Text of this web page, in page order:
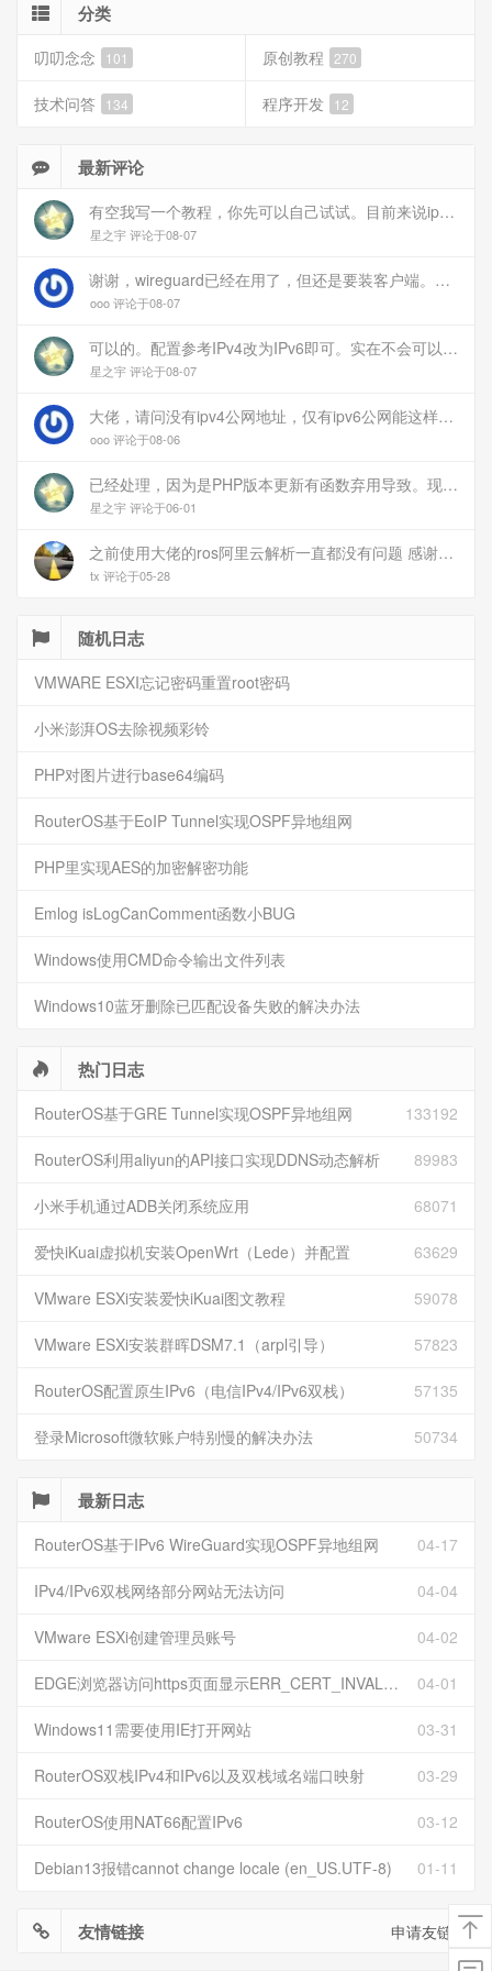
分类
叨叨念念 101 原创教程 270
技术问答 134 程序开发 12
最新评论
有空我写一个教程，你先可以自己试试。目前来说ipv6应该没问题的。
星之宇 评论于08-07
谢谢，wireguard已经在用了，但还是要装客户端。您这个方案连客户端都免了
ooo 评论于08-07
可以的。配置参考IPv4改为IPv6即可。实在不会可以用wireguard，这个简单和稳定
星之宇 评论于08-07
大佬，请问没有ipv4公网地址，仅有ipv6公网能这样玩吗？
ooo 评论于08-06
已经处理，因为是PHP版本更新有函数弃用导致。现已经修复
星之宇 评论于06-01
之前使用大佬的ros阿里云解析一直都没有问题 感谢大佬 但上个月开始阿里云的解析返回日志总是出错 日志值为alidns update error,不知为什么 所以请教一下大佬
tx 评论于05-28
随机日志
VMWARE ESXI忘记密码重置root密码
小米澎湃OS去除视频彩铃
PHP对图片进行base64编码
RouterOS基于EoIP Tunnel实现OSPF异地组网
PHP里实现AES的加密解密功能
Emlog isLogCanComment函数小BUG
Windows使用CMD命令输出文件列表
Windows10蓝牙删除已匹配设备失败的解决办法
热门日志
133192
RouterOS基于GRE Tunnel实现OSPF异地组网
89983
RouterOS利用aliyun的API接口实现DDNS动态解析
68071
小米手机通过ADB关闭系统应用
63629
爱快iKuai虚拟机安装OpenWrt（Lede）并配置
59078
VMware ESXi安装爱快iKuai图文教程
57823
VMware ESXi安装群晖DSM7.1（arpl引导）
57135
RouterOS配置原生IPv6（电信IPv4/IPv6双栈）
50734
登录Microsoft微软账户特别慢的解决办法
最新日志
04-17
RouterOS基于IPv6 WireGuard实现OSPF异地组网
04-04
IPv4/IPv6双栈网络部分网站无法访问
04-02
VMware ESXi创建管理员账号
04-01
EDGE浏览器访问https页面显示ERR_CERT_INVALID且无法跳过继续访问
03-31
Windows11需要使用IE打开网站
03-29
RouterOS双栈IPv4和IPv6以及双栈域名端口映射
03-12
RouterOS使用NAT66配置IPv6
01-11
Debian13报错cannot change locale (en_US.UTF-8)
友情链接 申请友链